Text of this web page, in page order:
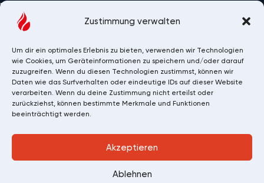
Zustimmung verwalten
Um dir ein optimales Erlebnis zu bieten, verwenden wir Technologien
wie Cookies, um Geräteinformationen zu speichern und/oder darauf
zuzugreifen. Wenn du diesen Technologien zustimmst, können wir
Daten wie das Surfverhalten oder eindeutige IDs auf dieser Website
verarbeiten. Wenn du deine Zustimmung nicht erteilst oder
zurückziehst, können bestimmte Merkmale und Funktionen
beeinträchtigt werden.
Akzeptieren
Ablehnen
Brandwache Wiesbaden
Alle Einsatzorte